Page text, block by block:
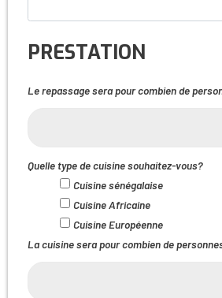
PRESTATION
Le repassage sera pour combien de
Quelle type de cuisine souhaitez-vous?
Cuisine sénégalaise
Cuisine Africaine
Cuisine Européenne
La cuisine sera pour combien de